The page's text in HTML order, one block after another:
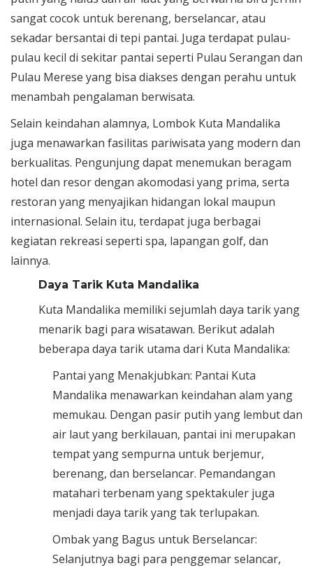
sangat cocok untuk berenang, berselancar, atau
sekadar bersantai di tepi pantai. Juga terdapat pulau-
pulau kecil di sekitar pantai seperti Pulau Serangan dan
Pulau Merese yang bisa diakses dengan perahu untuk
menambah pengalaman berwisata.
Selain keindahan alamnya, Lombok Kuta Mandalika
juga menawarkan fasilitas pariwisata yang modern dan
berkualitas. Pengunjung dapat menemukan beragam
hotel dan resor dengan akomodasi yang prima, serta
restoran yang menyajikan hidangan lokal maupun
internasional. Selain itu, terdapat juga berbagai
kegiatan rekreasi seperti spa, lapangan golf, dan
lainnya.
Daya Tarik Kuta Mandalika
Kuta Mandalika memiliki sejumlah daya tarik yang
menarik bagi para wisatawan. Berikut adalah
beberapa daya tarik utama dari Kuta Mandalika:
Pantai yang Menakjubkan: Pantai Kuta
Mandalika menawarkan keindahan alam yang
memukau. Dengan pasir putih yang lembut dan
air laut yang berkilauan, pantai ini merupakan
tempat yang sempurna untuk berjemur,
berenang, dan berselancar. Pemandangan
matahari terbenam yang spektakuler juga
menjadi daya tarik yang tak terlupakan.
Ombak yang Bagus untuk Berselancar:
Selanjutnya bagi para penggemar selancar,